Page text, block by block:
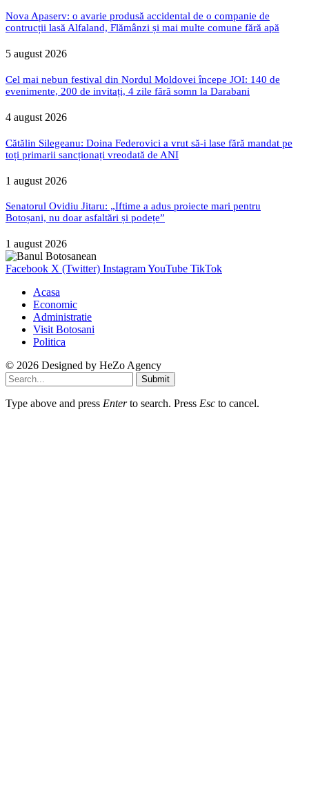
Nova Apaserv: o avarie produsă accidental de o companie de
contrucții lasă Alfaland, Flămânzi și mai multe comune fără apă
5 august 2026
Cel mai nebun festival din Nordul Moldovei începe JOI: 140 de
evenimente, 200 de invitați, 4 zile fără somn la Darabani
4 august 2026
Cătălin Silegeanu: Doina Federovici a vrut să-i lase fără mandat pe
toți primarii sancționați vreodată de ANI
1 august 2026
Senatorul Ovidiu Jitaru: „Iftime a adus proiecte mari pentru
Botoșani, nu doar asfaltări și podețe”
1 august 2026
Facebook X (Twitter) InstagramYouTube TikTok
Acasa
Economic
Administratie
Visit Botosani
Politica
© 2026 Designed by HeZo Agency
Submit
Type above and press Enterto search. Press Esc to cancel.